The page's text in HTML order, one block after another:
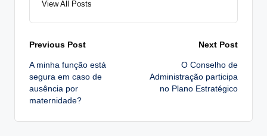
View All Posts
Post
navigation
Previous Post
A minha função está
segura em caso de
ausência por
maternidade?
Next Post
O Conselho de
Administração participa
no Plano Estratégico